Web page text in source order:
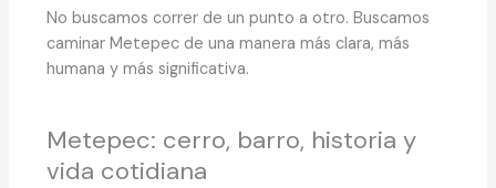
No buscamos correr de un punto a otro. Buscamos
caminar Metepec de una manera más clara, más
humana y más significativa.
Metepec: cerro, barro, historia y
vida cotidiana